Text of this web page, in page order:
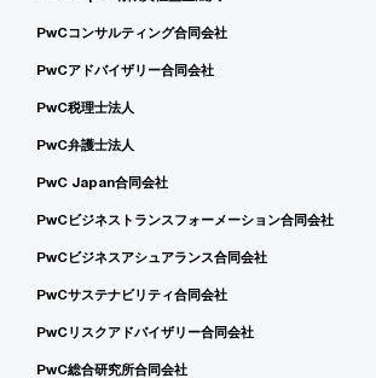
PwCコンサルティング合同会社
PwCアドバイザリー合同会社
PwC税理士法人
PwC弁護士法人
PwC Japan合同会社
PwCビジネストランスフォーメーション合同会社
PwCビジネスアシュアランス合同会社
PwCサステナビリティ合同会社
PwCリスクアドバイザリー合同会社
PwC総合研究所合同会社